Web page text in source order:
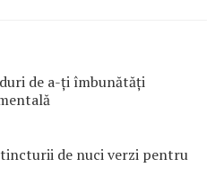
de a-ți îmbunătăți
de nuci verzi pentru